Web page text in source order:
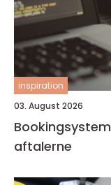
inspiration
03. August 2026
Bookingsystem sådan får du styr på
aftalerne